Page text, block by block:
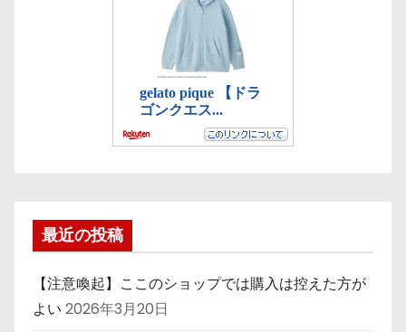
最近の投稿
【注意喚起】ここのショップでは購入は控えた方が
よい 2026年3月20日